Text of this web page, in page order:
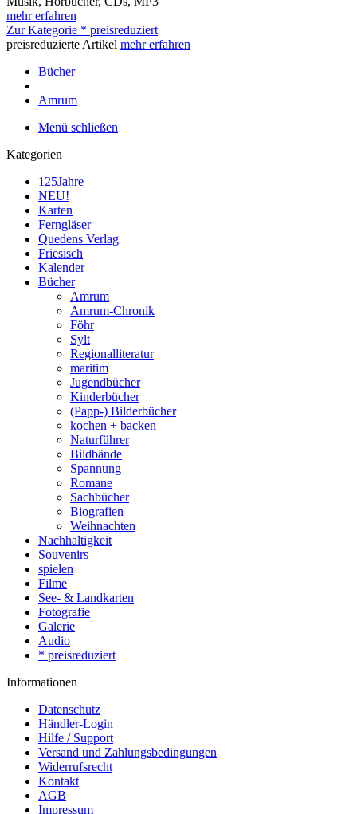
mehr erfahren
Zur Kategorie * preisreduziert
preisreduzierte Artikel mehr erfahren
Bücher
Amrum
Menü schließen
Kategorien
125Jahre
NEU!
Karten
Ferngläser
Quedens Verlag
Friesisch
Kalender
Bücher
Amrum
Amrum-Chronik
Föhr
Sylt
Regionalliteratur
maritim
Jugendbücher
Kinderbücher
(Papp-) Bilderbücher
kochen + backen
Naturführer
Bildbände
Spannung
Romane
Sachbücher
Biografien
Weihnachten
Nachhaltigkeit
Souvenirs
spielen
Filme
See- & Landkarten
Fotografie
Galerie
Audio
* preisreduziert
Informationen
Datenschutz
Händler-Login
Hilfe / Support
Versand und Zahlungsbedingungen
Widerrufsrecht
Kontakt
AGB
Impressum